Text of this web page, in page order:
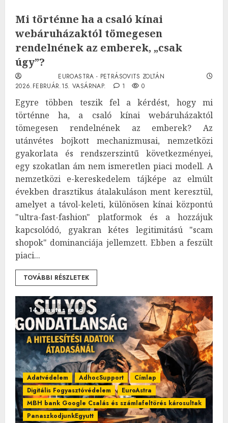
Mi történne ha a csaló kínai
webáruházaktól tömegesen
rendelnének az emberek, „csak
úgy”?
EUROASTRA - PETRÁSOVITS ZOLTÁN
2026.FEBRUÁR.15. VASÁRNAP.
1 0
Egyre többen teszik fel a kérdést, hogy mi
történne ha, a csaló kínai webáruházaktól
tömegesen rendelnének az emberek? Az
utánvétes bojkott mechanizmusai, nemzetközi
gyakorlata és rendszerszintű következményei,
egy szokatlan ám nem ismeretlen piaci modell. A
nemzetközi e-kereskedelem tájképe az elmúlt
években drasztikus átalakuláson ment keresztül,
amelyet a távol-keleti, különösen kínai központú
"ultra-fast-fashion" platformok és a hozzájuk
kapcsolódó, gyakran kétes legitimitású "scam
shopok" dominanciája jellemzett. Ebben a feszült
piaci...
TOVÁBBI RÉSZLETEK
14 minutes read
Adatvédelem AdhocSupport
Címlap
Digitális Fogyasztóvédelem
EuroAstra
MBH bank Google Csalás és számlafeltörés károsultak
PanaszkodjunkEgyutt